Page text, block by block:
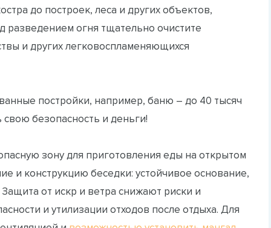
до построек, леса и других объектов,
разведением огня тщательно очистите
и других легковоспламеняющихся
постройки, например, баню – до 40 тысяч
безопасность и деньги!
зону для приготовления еды на открытом
и конструкцию беседки: устойчивое основание,
от искр и ветра снижают риски и
и утилизации отходов после отдыха. Для